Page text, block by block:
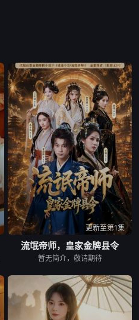
更新至第1集
流氓帝师，皇家金牌县令
暂无简介，敬请期待